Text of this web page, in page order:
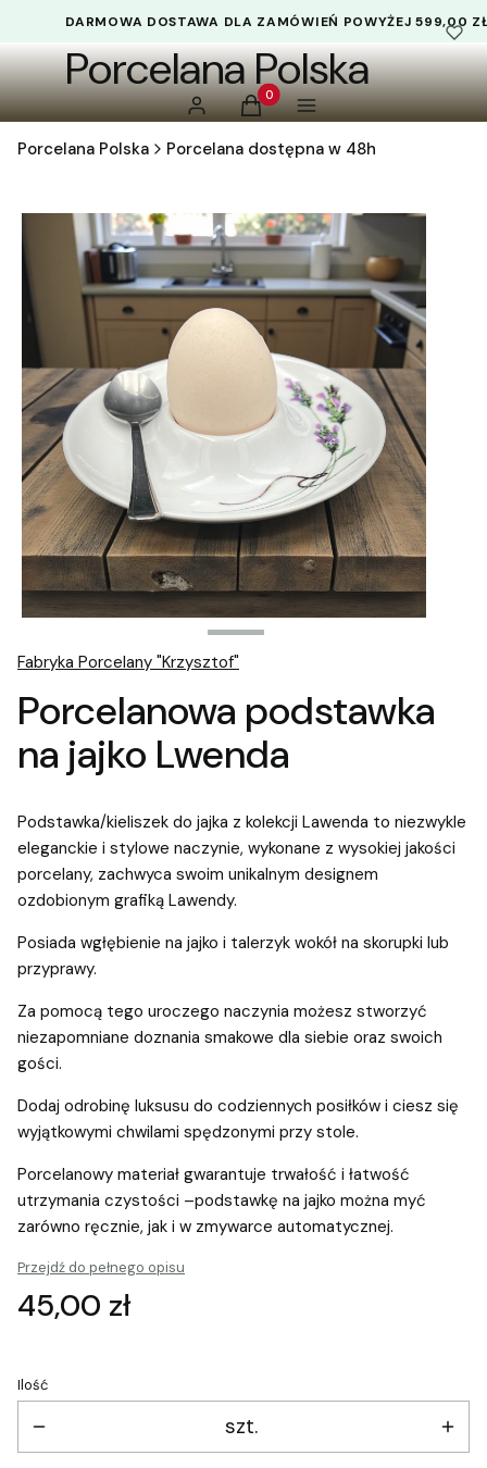
DOSTAWA DLA ZAMÓWIEŃ POWYŻEJ 599,00
Porcelana Polska
Zaloguj sięProdukty w koszyku: 0. Zobacz
Koszyk Menu
Porcelana Polska Porcelana dostępna w 48h
Fabryka Porcelany "Krzysztof"
Porcelanowa podstawka
na jajko Lwenda
Podstawka/kieliszek do jajka z kolekcji Lawenda to niezwykle
eleganckie i stylowe naczynie, wykonane z wysokiej jakości
porcelany, zachwyca swoim unikalnym designem
ozdobionym grafiką Lawendy.
Posiada wgłębienie na jajko i talerzyk wokół na skorupki lub
przyprawy.
Za pomocą tego uroczego naczynia możesz stworzyć
niezapomniane doznania smakowe dla siebie oraz swoich
gości.
Dodaj odrobinę luksusu do codziennych posiłków i ciesz się
wyjątkowymi chwilami spędzonymi przy stole.
Porcelanowy materiał gwarantuje trwałość i łatwość
utrzymania czystości –podstawkę na jajko można myć
zarówno ręcznie, jak i w zmywarce automatycznej.
Przejdź do pełnego opisu
Cena
45,00 zł
Ilość
szt.